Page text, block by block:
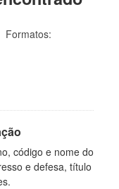
Formatos:
código e nome do
e defesa, título